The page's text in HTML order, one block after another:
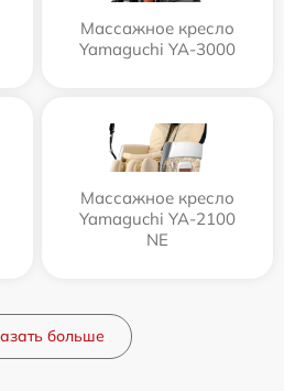
Массажное кресло
Yamaguchi YA-3000
Массажное кресло
Yamaguchi YA-2100
NE
больше